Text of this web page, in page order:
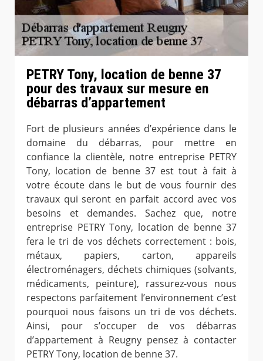
PETRY Tony, location de benne 37
pour des travaux sur mesure en
débarras d’appartement
Fort de plusieurs années d’expérience dans le
domaine du débarras, pour mettre en
confiance la clientèle, notre entreprise PETRY
Tony, location de benne 37 est tout à fait à
votre écoute dans le but de vous fournir des
travaux qui seront en parfait accord avec vos
besoins et demandes. Sachez que, notre
entreprise PETRY Tony, location de benne 37
fera le tri de vos déchets correctement : bois,
métaux, papiers, carton, appareils
électroménagers, déchets chimiques (solvants,
médicaments, peinture), rassurez-vous nous
respectons parfaitement l’environnement c’est
pourquoi nous faisons un tri de vos déchets.
Ainsi, pour s’occuper de vos débarras
d’appartement à Reugny pensez à contacter
PETRY Tony, location de benne 37.